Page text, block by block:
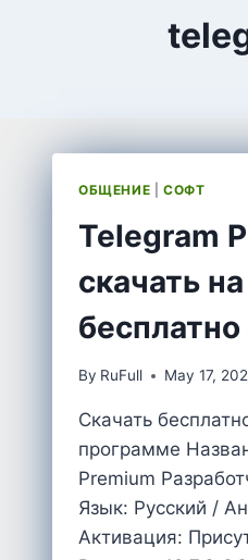
ОБЩЕНИЕ СОФТ
Telegram
скачать
бесплатно
By RuFull May 17,
Скачать
программе
Premium
Язык: Русский /
Активация: